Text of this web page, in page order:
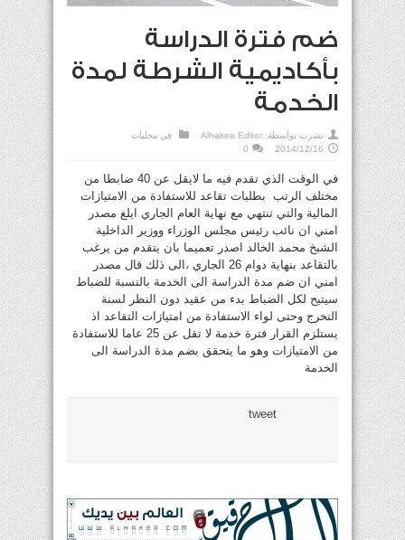
ضم فترة الدراسة
بأكاديمية الشرطة لمدة
الخدمة
نشرت بواسطة: Alhakea Editor في محليات
2014/12/16
0
في الوقت الذي تقدم فيه ما لايقل عن 40 ضابطا من
مختلف الرتب بطلبات تقاعد للاستفادة من الامتيازات
المالية والتي تنتهي مع نهاية العام الجاري ابلغ مصدر
امني ان نائب رئيس مجلس الوزراء ووزير الداخلية
الشبخ محمد الخالد اصدر تعميما بان يتقدم من يرغب
بالتقاعد بنهاية دوام 26 الجاري ،الى ذلك قال مصدر
امني ان ضم مدة الدراسة الى الخدمة بالنسبة للضباط
سيتيح لكل الضباط بدء من عقيد دون النظر لسنة
التخرج وحتى لواء الاستفادة من امتيازات التقاعد اذ
يستلزم القرار فترة خدمة لا تقل عن 25 عاما للاستفادة
من الامتيازات وهو ما يتحقق بضم مدة الدراسة الى
الخدمة
tweet